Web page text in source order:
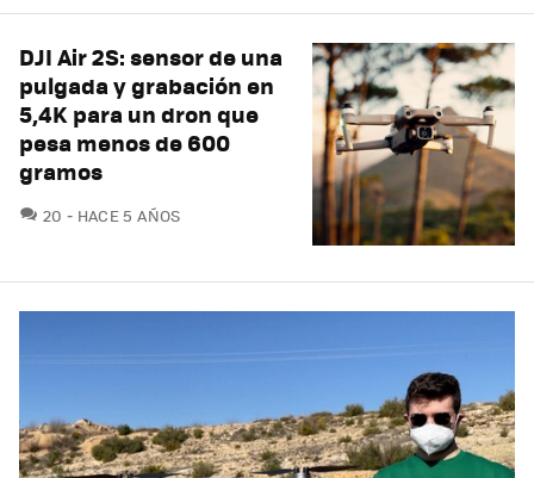
DJI Air 2S: sensor de una
pulgada y grabación en
5,4K para un dron que
pesa menos de 600
gramos
20 COMENTARIOS
HACE 5 AÑOS